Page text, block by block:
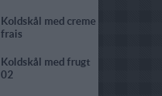
Koldskål med creme
frais
Koldskål med frugt
02